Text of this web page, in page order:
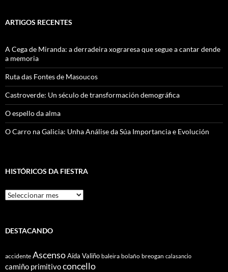
ARTIGOS RECENTES
A Cega de Miranda: a derradeira xograresa que segue a cantar dende
a memoria
Ruta das Fontes de Masoucos
Castroverde: Un século de transformación demográfica
O espello da alma
O Carro na Galicia: Unha Análise da Súa Importancia e Evolución
HISTÓRICOS DA FIESTRA
Históricos
Da
DESTACANDO
accidente AscensoAída Valiño baleira bolaño breogan calasancio
camiño primitivoconcello